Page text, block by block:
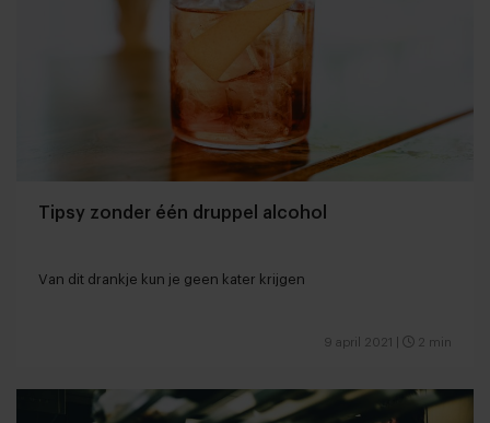
Tipsy zonder één druppel alcohol
Van dit drankje kun je geen kater krijgen
9 april 2021 2 min